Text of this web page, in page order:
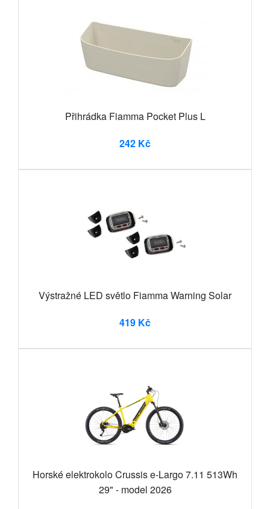
Přihrádka Fiamma Pocket Plus L
242 Kč
Výstražné LED světlo Fiamma Warning Solar
419 Kč
Horské elektrokolo Crussis e-Largo 7.11 513Wh
29" - model 2026